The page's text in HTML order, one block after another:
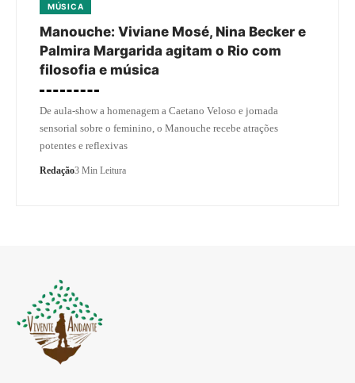
MÚSICA
Manouche: Viviane Mosé, Nina Becker e
Palmira Margarida agitam o Rio com
filosofia e música
De aula-show a homenagem a Caetano Veloso e jornada
sensorial sobre o feminino, o Manouche recebe atrações
potentes e reflexivas
Redação3 Min Leitura